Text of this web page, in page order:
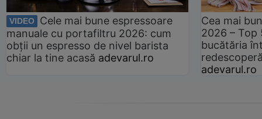
VIDEO
Cele mai bune espressoare
manuale cu portafiltru 2026: cum
obții un espresso de nivel barista
chiar la tine acasă adevarul.ro
Cea mai
2026 –
bucătăria
adevarul.ro